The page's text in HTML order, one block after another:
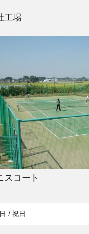
工場
スコート
/ 祝日